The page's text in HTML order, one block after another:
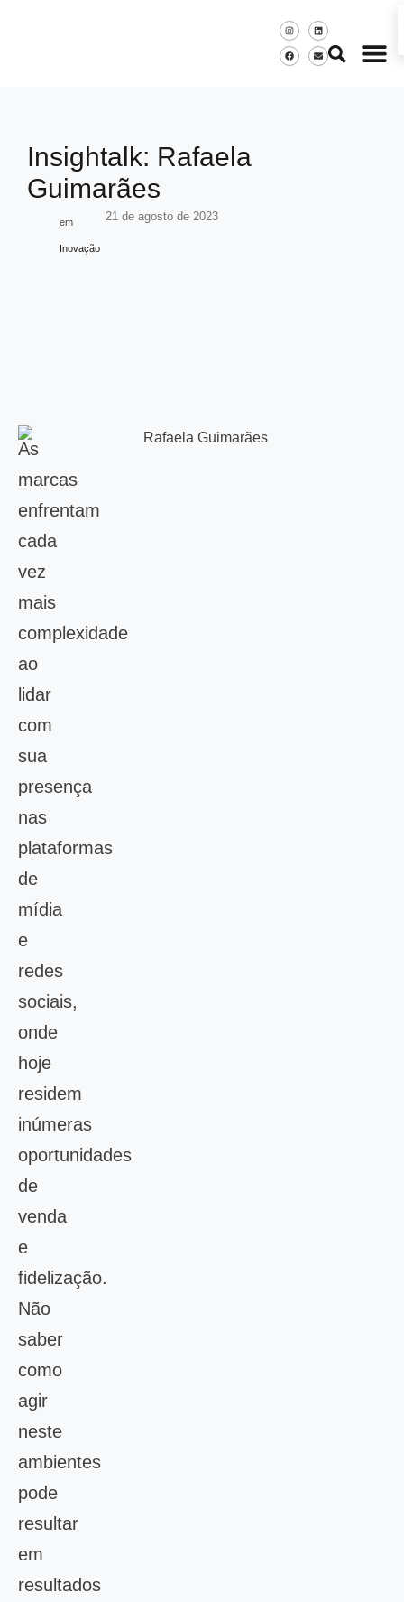
Insightalk: Rafaela
Guimarães
em
Inovação
21 de agosto de 2023
As
marcas
enfrentam
cada
vez
mais
complexidade
ao
lidar
com
sua
presença
nas
plataformas
de
mídia
e
redes
sociais,
onde
hoje
residem
inúmeras
oportunidades
de
venda
e
fidelização.
Não
saber
como
agir
neste
ambientes
pode
resultar
em
resultados